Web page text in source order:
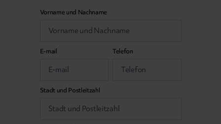
Vorname und Nachname
E-mail Telefon
Stadt und Postleitzahl